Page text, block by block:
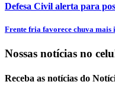
Defesa Civil alerta para
Frente fria favorece chuva mais
Nossas notícias no
Receba as notícias do